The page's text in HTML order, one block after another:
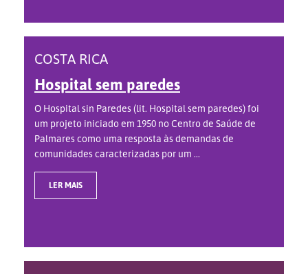
COSTA RICA
Hospital sem paredes
O Hospital sin Paredes (lit. Hospital sem paredes) foi
um projeto iniciado em 1950 no Centro de Saúde de
Palmares como uma resposta às demandas de
comunidades caracterizadas por um ...
LER MAIS